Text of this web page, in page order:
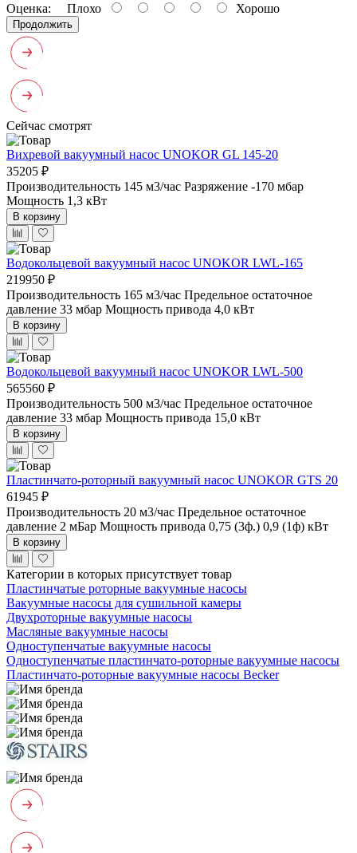
Оценка: Плохо Хорошо
Продолжить
Сейчас смотрят
Вихревой вакуумный насос UNOKOR GL 145-20
35205 ₽
Производительность 145 м3/час Разряжение -170 мбар
Мощность 1,3 кВт
В корзину
Водокольцевой вакуумный насос UNOKOR LWL-165
219950 ₽
Производительность 165 м3/час Предельное остаточное
давление 33 мбар Мощность привода 4,0 кВт
В корзину
Водокольцевой вакуумный насос UNOKOR LWL-500
565560 ₽
Производительность 500 м3/час Предельное остаточное
давление 33 мбар Мощность привода 15,0 кВт
В корзину
Пластинчато-роторный вакуумный насос UNOKOR GTS 20
61945 ₽
Производительность 20 м3/час Предельное остаточное
давление 2 мБар Мощность привода 0,75 (3ф.) 0,9 (1ф) кВт
В корзину
Категории в которых присутствует товар
Пластинчатые роторные вакуумные насосы
Вакуумные насосы для сушильной камеры
Двухроторные вакуумные насосы
Масляные вакуумные насосы
Одноступенчатые вакуумные насосы
Одноступенчатые пластинчато-роторные вакуумные насосы
Пластинчато-роторные вакуумные насосы Becker